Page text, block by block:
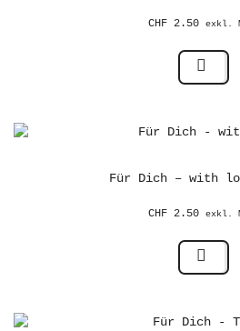
CHF2.50 exkl.
Für Dich – with
CHF2.50 exkl.